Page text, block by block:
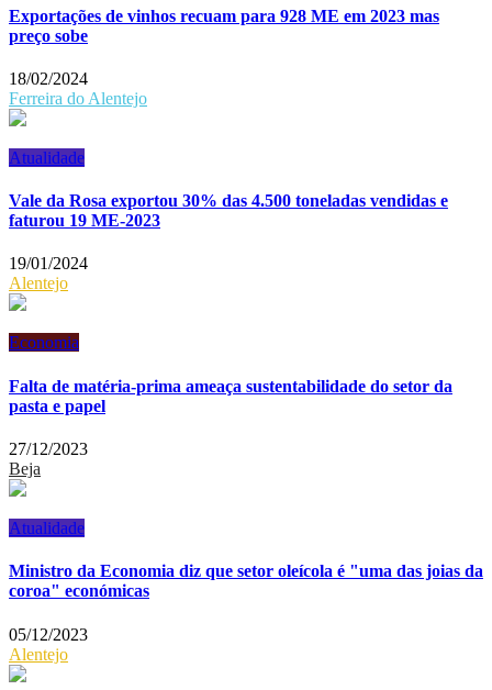
Exportações de vinhos recuam para 928 ME em 2023 mas
preço sobe
18/02/2024
Ferreira do Alentejo
Atualidade
Vale da Rosa exportou 30% das 4.500 toneladas vendidas e
faturou 19 ME-2023
19/01/2024
Alentejo
Economia
Falta de matéria-prima ameaça sustentabilidade do setor da
pasta e papel
27/12/2023
Beja
Atualidade
Ministro da Economia diz que setor oleícola é "uma das joias da
coroa" económicas
05/12/2023
Alentejo